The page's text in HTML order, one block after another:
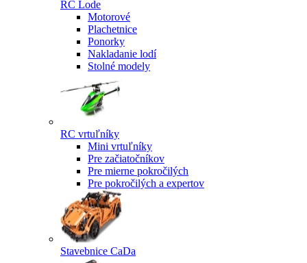
RC Lode
Motorové
Plachetnice
Ponorky
Nakladanie lodí
Stolné modely
RC vrtuľníky
Mini vrtuľníky
Pre začiatočníkov
Pre mierne pokročilých
Pre pokročilých a expertov
Stavebnice CaDa